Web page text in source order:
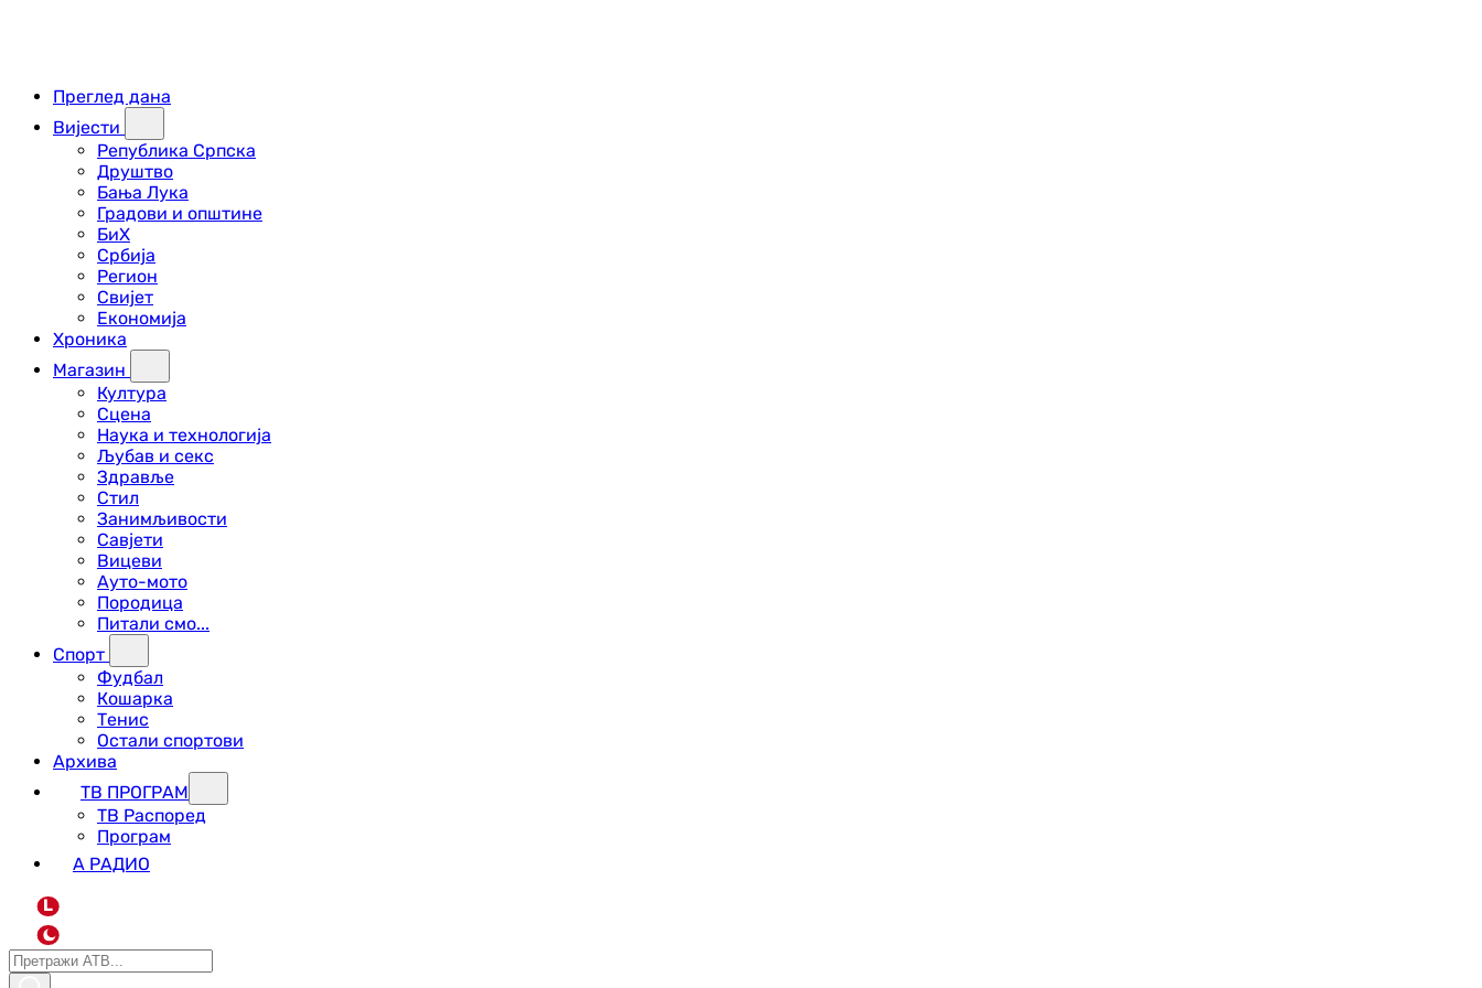
Преглед дана
Вијести
Република Српска
Друштво
Бања Лука
Градови и општине
БиХ
Србија
Регион
Свијет
Економија
Хроника
Магазин
Култура
Сцена
Наука и технологија
Љубав и секс
Здравље
Стил
Занимљивости
Савјети
Вицеви
Ауто-мото
Породица
Питали смо...
Спорт
Фудбал
Кошарка
Тенис
Остали спортови
Архива
ТВ ПРОГРАМ
ТВ Распоред
Програм
А РАДИО
L